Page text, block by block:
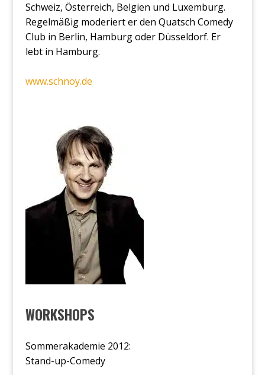
Schweiz, Öster­reich, Bel­gi­en und Luxem­burg.
Regel­mä­ßig mode­riert er den Quatsch Come­dy
Club in Ber­lin, Ham­burg oder Düs­sel­dorf. Er
lebt in Ham­burg.
www.schnoy.de
WORKSHOPS
Sommerakademie 2012:
Stand-up-Comedy